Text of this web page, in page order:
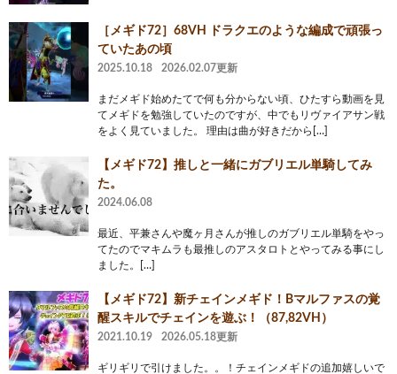
［メギド72］68VH ドラクエのような編成で頑張っ
ていたあの頃
2025.10.18 2026.02.07更新
まだメギド始めたてで何も分からない頃、ひたすら動画を見
てメギドを勉強していたのですが、中でもリヴァイアサン戦
をよく見ていました。 理由は曲が好きだから[…]
‪【メギド72】‬推しと一緒にガブリエル単騎してみ
た。
2024.06.08
最近、平兼さんや魔ヶ月さんが推しのガブリエル単騎をやっ
てたのでマキムラも最推しのアスタロトとやってみる事にし
ました。[…]
【メギド72】新チェインメギド！Bマルファスの覚
醒スキルでチェインを遊ぶ！（87,82VH）
2021.10.19 2026.05.18更新
ギリギリで引けました。。！チェインメギドの追加嬉しいで